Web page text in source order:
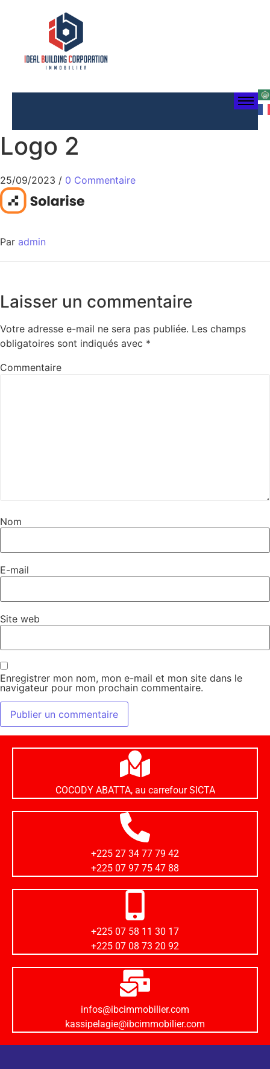
Logo 2
25/09/2023 / 0 Commentaire
Par admin
Laisser un commentaire
Votre adresse e-mail ne sera pas publiée. Les champs
obligatoires sont indiqués avec *
Commentaire
Nom
E-mail
Site web
Enregistrer mon nom, mon e-mail et mon site dans le
navigateur pour mon prochain commentaire.
COCODY ABATTA, au carrefour SICTA
+225 27 34 77 79 42
+225 07 97 75 47 88
+225 07 58 11 30 17
+225 07 08 73 20 92
infos@ibcimmobilier.com
kassipelagie@ibcimmobilier.com